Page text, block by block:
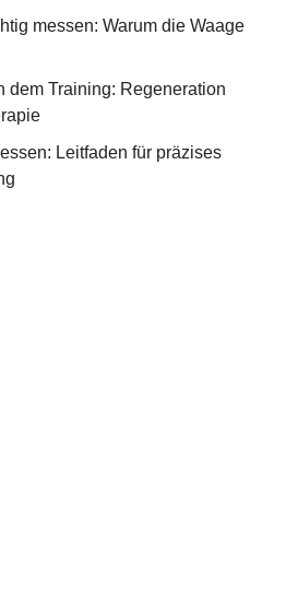
messen: Warum die Waage
dem Training: Regeneration
Leitfaden für präzises